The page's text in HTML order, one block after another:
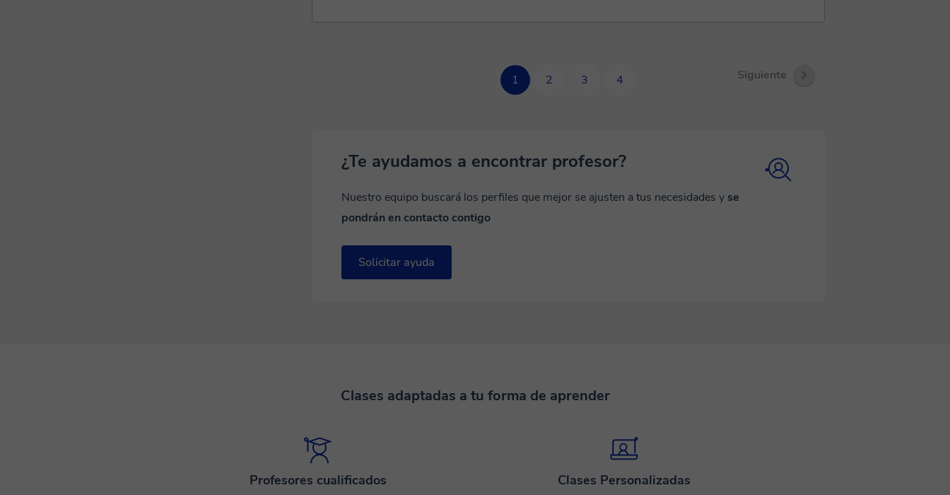
1 2 3 4 Siguiente
¿Te ayudamos a encontrar profesor?
Nuestro equipo buscará los perfiles que mejor se ajusten a tus necesidades y se
pondrán en contacto contigo
Solicitar ayuda
Clases adaptadas a tu forma de aprender
Profesores cualificados Clases Personalizadas